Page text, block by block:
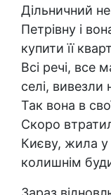
Дільничний
Петрівну і
купити її
Всі речі, все
селі, вивезли
Так вона в
Скоро
Києву, жила у
колишнім